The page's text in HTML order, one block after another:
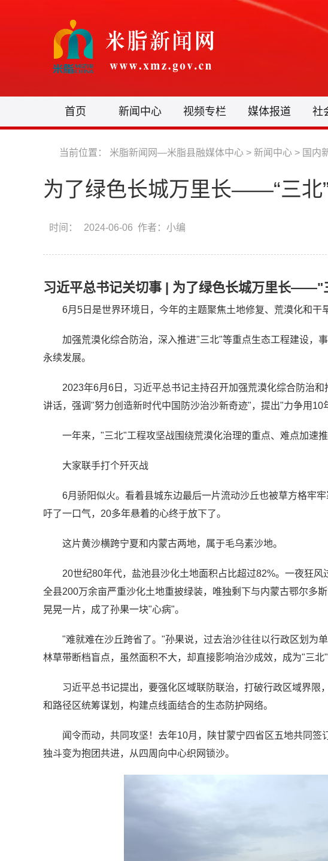
首页 新闻中心 视频专栏 媒体报道 社
当前位置： 米脂新闻网—米脂县融媒体中心 > 新闻中心 > 国内
为了绿色长城万里长——“三北
时间： 2024-06-06 作者：小编
习近平总书记关切事 | 为了绿色长城万里长——"
6月5日是世界环境日，今年的主题聚焦土地修复、荒漠化和干
加强荒漠化综合防治，深入推进"三北"等重点生态工程建设，
永续发展。
2023年6月6日，习近平总书记主持召开加强荒漠化综合防治
讲话，强调"努力创造新时代中国防沙治沙新奇迹"，提出"力争用10
一年来，"三北"工程攻坚战围绕荒漠化治理的重点、难点加速
大家联手打个歼灭战
6月骄阳似火。看着县城东边最后一片流动沙丘也被草方格牢
吁了一口气，20多年悬着的心终于放下了。
这片黄沙横跨宁夏和内蒙古两地，属于毛乌素沙地。
20世纪80年代，盐池县沙化土地面积占比超过82%。一夜狂风
全县200万余亩严重沙化土地重披绿装，唯独剩下与内蒙古鄂尔多
晃晃一片，成了孙果一块"心病"。
"难就难在沙丘跨省了。"孙果说，过去治沙往往以行政区划为
林草带断档盲点，虽然面积不大，却直接影响治沙成效，成为"三北"
习近平总书记提出，要强化区域联防联治，打破行政区域界限
和路径区统筹谋划，构建点线面结合的生态防护网络。
闻令而动，共同攻坚！去年10月，陕甘蒙宁四省区五地共同
独斗变为抱团共进，从四周向中心织网锁沙。